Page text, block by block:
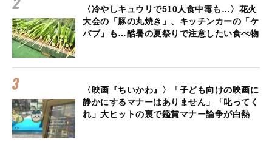
〈冷やしキュウリで510人食中毒も…〉花火
大会の「豚の丸焼き」、キッチンカーの「ケ
バブ」も…酷暑の夏祭りで注意したい食べ物
〈映画『ちいかわ』〉「子ども向けの映画に
静かにするマナーはありません」「叱ってく
れ」大ヒットの裏で鑑賞マナー論争が白熱